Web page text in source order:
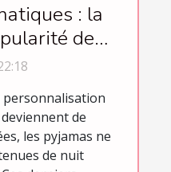
: la
des
festifs
personnalisation
de
les pyjamas ne
de nuit